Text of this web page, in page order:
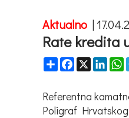
Aktualno |
Rate kredita
ShareFacebook
X
Referentna
Poligraf